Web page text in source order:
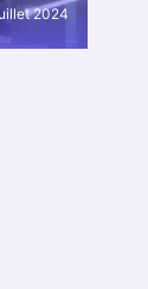
2024